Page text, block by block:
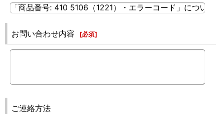
お問い合わせ内容 [必須]
ご連絡方法